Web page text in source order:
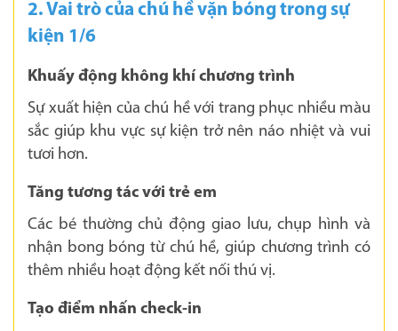
2. Vai trò của chú hề vặn bóng trong sự
kiện 1/6
Khuấy động không khí chương trình
Sự xuất hiện của chú hề với trang phục nhiều màu
sắc giúp khu vực sự kiện trở nên náo nhiệt và vui
tươi hơn.
Tăng tương tác với trẻ em
Các bé thường chủ động giao lưu, chụp hình và
nhận bong bóng từ chú hề, giúp chương trình có
thêm nhiều hoạt động kết nối thú vị.
Tạo điểm nhấn check-in